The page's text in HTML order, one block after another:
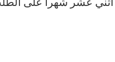
اثني عشر شهراً على